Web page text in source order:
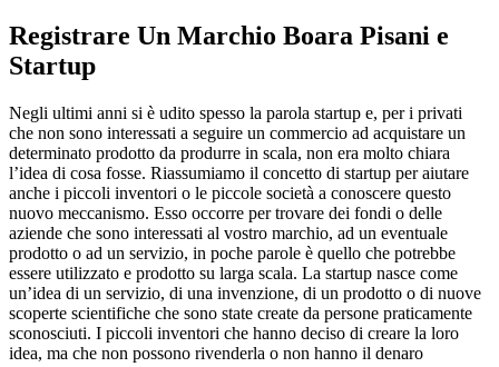
Registrare Un Marchio Boara Pisani e
Startup
Negli ultimi anni si è udito spesso la parola startup e, per i privati
che non sono interessati a seguire un commercio ad acquistare un
determinato prodotto da produrre in scala, non era molto chiara
l’idea di cosa fosse. Riassumiamo il concetto di startup per aiutare
anche i piccoli inventori o le piccole società a conoscere questo
nuovo meccanismo. Esso occorre per trovare dei fondi o delle
aziende che sono interessati al vostro marchio, ad un eventuale
prodotto o ad un servizio, in poche parole è quello che potrebbe
essere utilizzato e prodotto su larga scala. La startup nasce come
un’idea di un servizio, di una invenzione, di un prodotto o di nuove
scoperte scientifiche che sono state create da persone praticamente
sconosciuti. I piccoli inventori che hanno deciso di creare la loro
idea, ma che non possono rivenderla o non hanno il denaro